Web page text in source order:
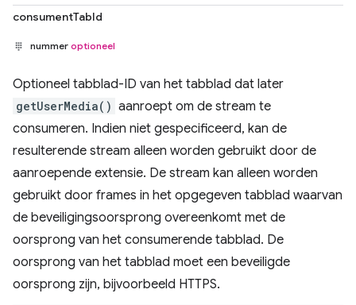
consumentTabId
nummer optioneel
Optioneel tabblad-ID van het tabblad dat later
getUserMedia() aanroept om de stream te
consumeren. Indien niet gespecificeerd, kan de
resulterende stream alleen worden gebruikt door de
aanroepende extensie. De stream kan alleen worden
gebruikt door frames in het opgegeven tabblad waarvan
de beveiligingsoorsprong overeenkomt met de
oorsprong van het consumerende tabblad. De
oorsprong van het tabblad moet een beveiligde
oorsprong zijn, bijvoorbeeld HTTPS.